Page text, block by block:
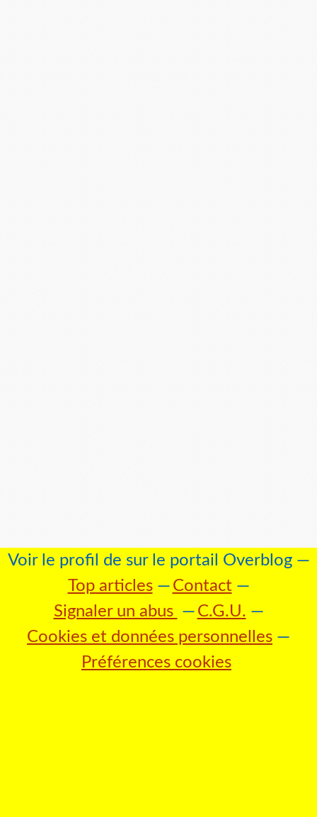
Voir le profil de sur le portail Overblog
Top articles
Contact
Signaler un abus
C.G.U.
Cookies et données personnelles
Préférences cookies